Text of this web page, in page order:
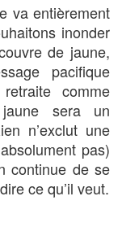
va entièrement
inonder
de jaune,
pacifique
comme
sera un
n’exclut une
pas)
continue de se
ce qu’il veut.